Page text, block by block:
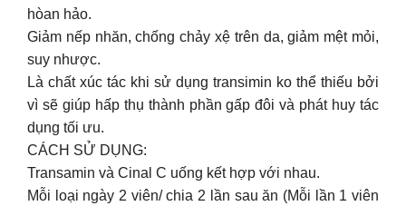
hòan hảo.
Giảm nếp nhăn, chống chảy xệ trên da, giảm mệt mỏi,
suy nhược.
Là chất xúc tác khi sử dụng transimin ko thể thiếu bởi
vì sẽ giúp hấp thụ thành phần gấp đôi và phát huy tác
dụng tối ưu.
CÁCH SỬ DỤNG:
Transamin và Cinal C uống kết hợp với nhau.
Mỗi loại ngày 2 viên/ chia 2 lần sau ăn (Mỗi lần 1 viên